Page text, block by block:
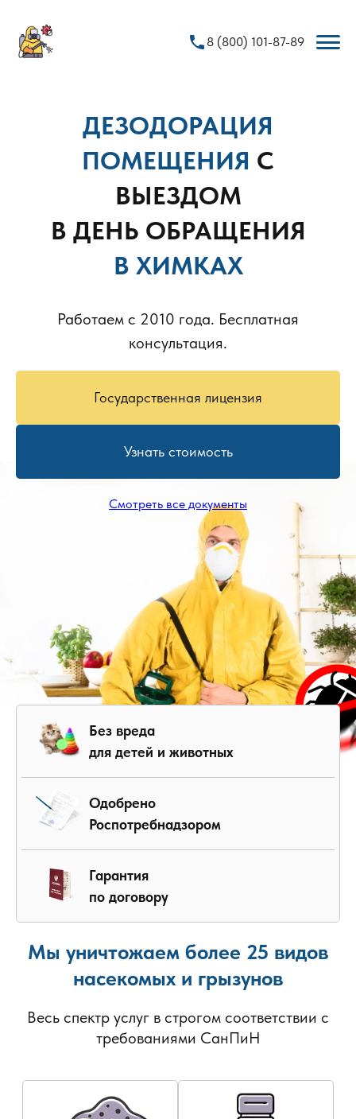
phone 8 (800) 101-87-89
ДЕЗОДОРАЦИЯ
ПОМЕЩЕНИЯ С
ВЫЕЗДОМ
В ДЕНЬ ОБРАЩЕНИЯ
В ХИМКАХ
Работаем с 2010 года. Бесплатная
консультация.
Государственная лицензия
Узнать стоимость
Смотреть все документы
Без вреда
для детей и животных
Одобрено
Роспотребнадзором
Гарантия
по договору
Мы уничтожаем более 25 видов
насекомых и грызунов
Весь спектр услуг в строгом соответствии с
требованиями СанПиН